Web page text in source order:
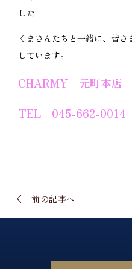
した
くまさんたちと一緒に、皆
しています。
CHARMY 元町本店
TEL 045-662-0014
前の記事へ